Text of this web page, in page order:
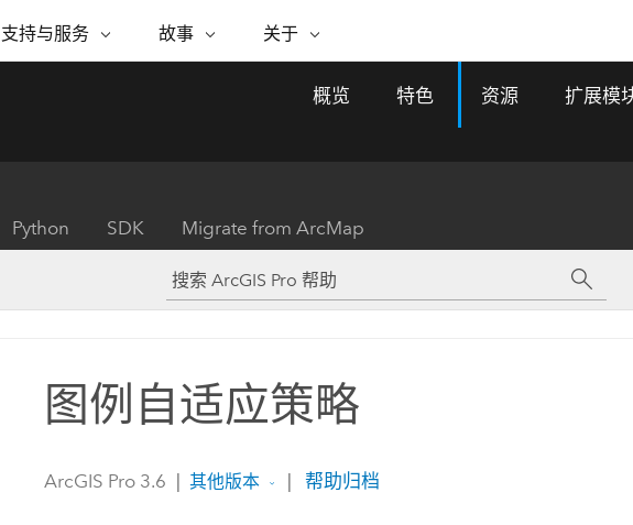
功能
将位置引入分析
集成、编辑和共享空间数据
Esri 产品、合作伙伴产品和开发
州和地方政府
交通运输
专题倡议
基础设施管理
者了解基础设施工程与周围环境的关系。
探索基础设施管理
支持与服务
支持与服务 自助服务
文档
My Esri
故事
ESRI 故事
现实世界的全球 GIS 创新
客
行业新闻和 ArcGIS 更新
所有故事
关于
关于 ESRI
合作伙伴
招贤纳士
联系我们
概览 特色 资源 扩展模
Python SDK Migrate from ArcMap
图例自适应策略
ArcGIS Pro 3.6 其他版本 帮助归档